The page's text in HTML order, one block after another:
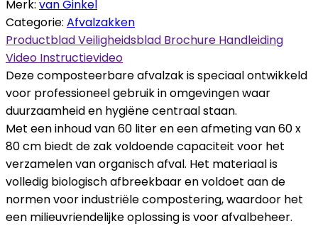
Merk: van Ginkel
Categorie: Afvalzakken
ProductbladVeiligheidsblad Brochure Handleiding
Video Instructievideo
Deze composteerbare afvalzak is speciaal ontwikkeld
voor professioneel gebruik in omgevingen waar
duurzaamheid en hygiëne centraal staan.
Met een inhoud van 60 liter en een afmeting van 60 x
80 cm biedt de zak voldoende capaciteit voor het
verzamelen van organisch afval. Het materiaal is
volledig biologisch afbreekbaar en voldoet aan de
normen voor industriële compostering, waardoor het
een milieuvriendelijke oplossing is voor afvalbeheer.